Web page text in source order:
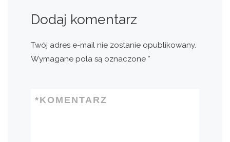
Dodaj komentarz
Twój adres e-mail nie zostanie opublikowany.
Wymagane pola są oznaczone *
KOMENTARZ
*